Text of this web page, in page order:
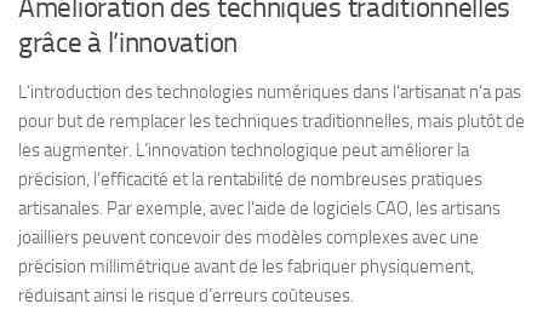
Amélioration des techniques traditionnelles
grâce à l’innovation
L’introduction des technologies numériques dans l’artisanat n’a pas
pour but de remplacer les techniques traditionnelles, mais plutôt de
les augmenter. L’innovation technologique peut améliorer la
précision, l’efficacité et la rentabilité de nombreuses pratiques
artisanales. Par exemple, avec l’aide de logiciels CAO, les artisans
joailliers peuvent concevoir des modèles complexes avec une
précision millimétrique avant de les fabriquer physiquement,
réduisant ainsi le risque d’erreurs coûteuses.